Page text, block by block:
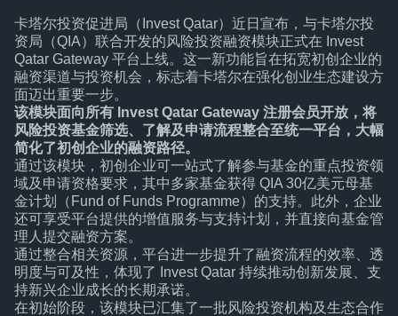
卡塔尔投资促进局（Invest Qatar）近日宣布，与卡塔尔投
资局（QIA）联合开发的风险投资融资模块正式在 Invest
Qatar Gateway 平台上线。这一新功能旨在拓宽初创企业的
融资渠道与投资机会，标志着卡塔尔在强化创业生态建设方
面迈出重要一步。
该模块面向所有 Invest Qatar Gateway 注册会员开放，将
风险投资基金筛选、了解及申请流程整合至统一平台，大幅
简化了初创企业的融资路径。
通过该模块，初创企业可一站式了解参与基金的重点投资领
域及申请资格要求，其中多家基金获得 QIA 30亿美元母基
金计划（Fund of Funds Programme）的支持。此外，企业
还可享受平台提供的增值服务与支持计划，并直接向基金管
理人提交融资方案。
通过整合相关资源，平台进一步提升了融资流程的效率、透
明度与可及性，体现了 Invest Qatar 持续推动创新发展、支
持新兴企业成长的长期承诺。
在初始阶段，该模块已汇集了一批风险投资机构及生态合作